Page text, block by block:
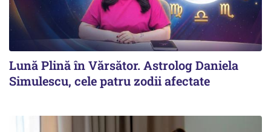
Lună Plină în Vărsător. Astrolog Daniela
Simulescu, cele patru zodii afectate